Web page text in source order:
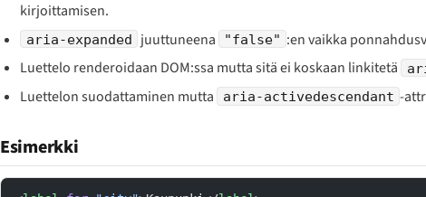
kirjoittamisen.
aria-expanded juuttuneena "false" :en vaikka
Luettelo renderoidaan DOM:ssa mutta sitä ei koskaan linkitetä
Luettelon suodattaminen mutta
aria-activedescendant -
Esimerkki